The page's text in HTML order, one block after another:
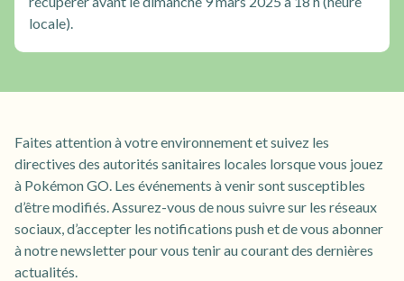
locale).
Faites attention à votre environnement et suivez les
directives des autorités sanitaires locales lorsque vous jouez
à Pokémon GO. Les événements à venir sont susceptibles
d’être modifiés. Assurez-vous de nous suivre sur les réseaux
sociaux, d’accepter les notifications push et de vous abonner
à notre newsletter pour vous tenir au courant des dernières
actualités.